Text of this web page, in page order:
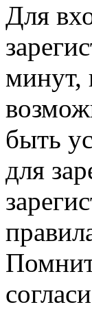
Для
минут,
быть
для